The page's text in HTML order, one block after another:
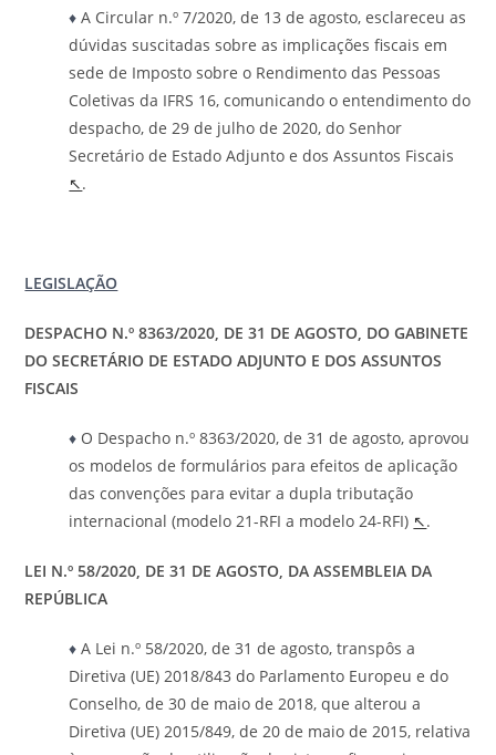
♦ A Circular n.º 7/2020, de 13 de agosto, esclareceu as
dúvidas suscitadas sobre as implicações fiscais em
sede de Imposto sobre o Rendimento das Pessoas
Coletivas da IFRS 16, comunicando o entendimento do
despacho, de 29 de julho de 2020, do Senhor
Secretário de Estado Adjunto e dos Assuntos Fiscais
↖.
LEGISLAÇÃO
DESPACHO N.º 8363/2020, DE 31 DE AGOSTO, DO GABINETE
DO SECRETÁRIO DE ESTADO ADJUNTO E DOS ASSUNTOS
FISCAIS
♦ O Despacho n.º 8363/2020, de 31 de agosto, aprovou
os modelos de formulários para efeitos de aplicação
das convenções para evitar a dupla tributação
internacional (modelo 21-RFI a modelo 24-RFI) ↖.
LEI N.º 58/2020, DE 31 DE AGOSTO, DA ASSEMBLEIA DA
REPÚBLICA
♦ A Lei n.º 58/2020, de 31 de agosto, transpôs a
Diretiva (UE) 2018/843 do Parlamento Europeu e do
Conselho, de 30 de maio de 2018, que alterou a
Diretiva (UE) 2015/849, de 20 de maio de 2015, relativa